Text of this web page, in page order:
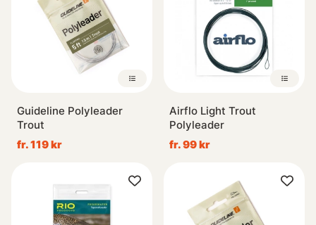
Guideline Polyleader
Trout
fr. 119 kr
Airflo Light Trout
Polyleader
fr. 99 kr